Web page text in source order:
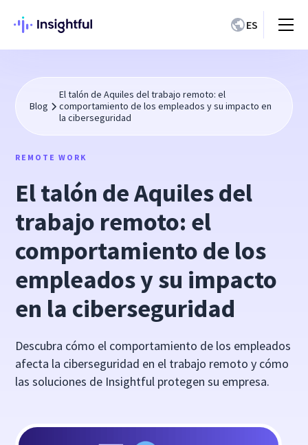
ES
Blog
El talón de Aquiles del trabajo remoto: el
comportamiento de los empleados y su impacto en
la ciberseguridad
REMOTE WORK
El talón de Aquiles del
trabajo remoto: el
comportamiento de los
empleados y su impacto
en la ciberseguridad
Descubra cómo el comportamiento de los empleados
afecta la ciberseguridad en el trabajo remoto y cómo
las soluciones de Insightful protegen su empresa.